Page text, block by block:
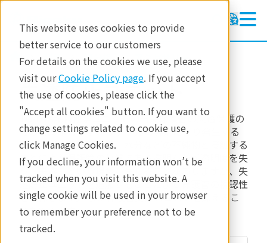
This website uses cookies to provide
better service to our customers
For details on the cookies we use, please
visit ourCookie Policy page. If you accept
the use of cookies, please click the
"Accept all cookies" button. If you want to
change settings related to cookie use,
click Manage Cookies.
If you decline, your information won’t be
tracked when you visit this website. A
single cookie will be used in your browser
to remember your preference not to be
tracked.
製品 熱分析 アクセサリー
失透防止ユニット
TG-DTA試料観察ユニットの石英保護管の失透保護の
ために使用します。 サンプルの昇温により発生する
アルカリ金属蒸気や塩、水分などの不純物と接触する
ことにより保護管の材質である透明石英が透明度を失
う「失透」という現象が生じることがありますが、失
透防止ユニットを追加することにより保護管の視認性
を確保します。 また保護管交換のコストを抑えるこ
ともできます。